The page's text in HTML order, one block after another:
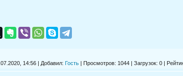
14:56 | Добавил: Гость Просмотров: 1044 | Загрузок: 0 |